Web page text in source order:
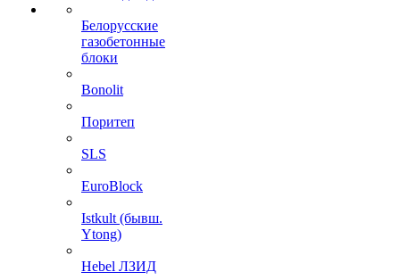
Белорусские
газобетонные
блоки
Bonolit
Поритеп
SLS
EuroBlock
Istkult (бывш.
Ytong)
Hebel ЛЗИД